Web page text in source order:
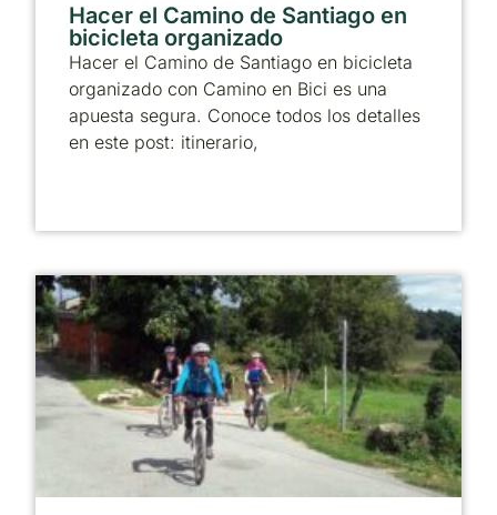
Hacer el Camino de Santiago en
bicicleta organizado
Hacer el Camino de Santiago en bicicleta
organizado con Camino en Bici es una
apuesta segura. Conoce todos los detalles
en este post: itinerario,